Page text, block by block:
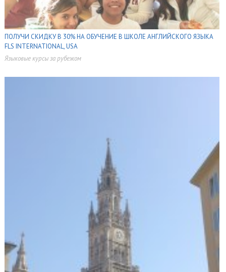
ПОЛУЧИ СКИДКУ В 30% НА ОБУЧЕНИЕ В ШКОЛЕ АНГЛИЙСКОГО ЯЗЫКА
FLS INTERNATIONAL, USA
Языковые курсы за рубежом